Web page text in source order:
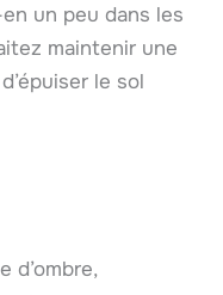
un peu dans les
maintenir une
le sol
d’ombre,